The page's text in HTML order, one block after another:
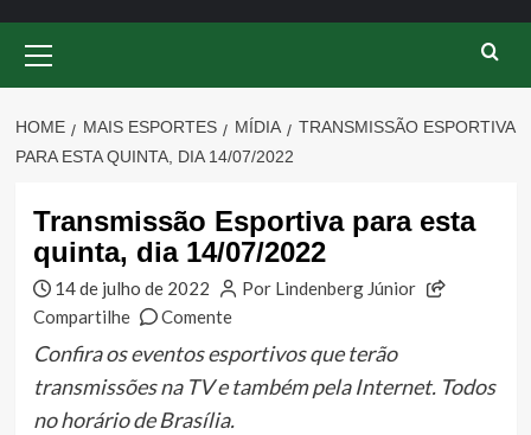
Menu
HOME MAIS ESPORTES MÍDIA
TRANSMISSÃO ESPORTIVA
PARA ESTA QUINTA, DIA 14/07/2022
Transmissão Esportiva para esta
quinta, dia 14/07/2022
14 de julho de 2022
Por Lindenberg Júnior
Compartilhe
Comente
Confira os eventos esportivos que terão
transmissões na TV e também pela Internet. Todos
no horário de Brasília.